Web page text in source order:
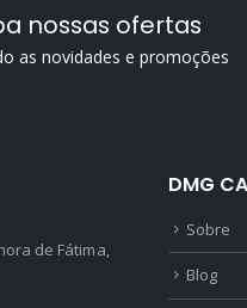
nossas ofertas
as novidades e promoções
de Fátima,
DMG
Sobre
Blog